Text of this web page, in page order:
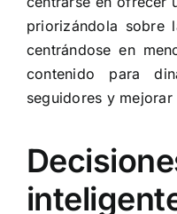
priorizándola sobre
centrándose en
contenido para
seguidores y